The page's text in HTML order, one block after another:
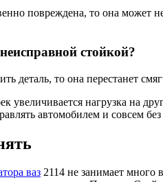
повреждена, то она может
стойкой?
деталь, то она перестанет
увеличивается нагрузка на
автомобилем и совсем
ваз 2114 не занимает много